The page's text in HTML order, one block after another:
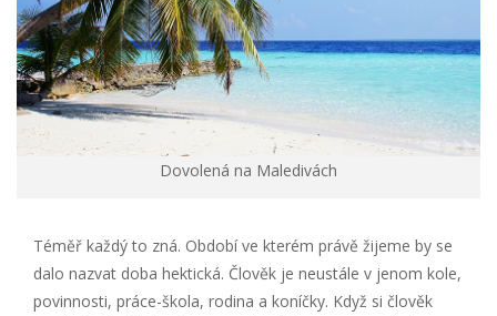
Dovolená na Maledivách
Téměř každý to zná. Období ve kterém právě žijeme by se
dalo nazvat doba hektická. Člověk je neustále v jenom kole,
povinnosti, práce-škola, rodina a koníčky. Když si člověk